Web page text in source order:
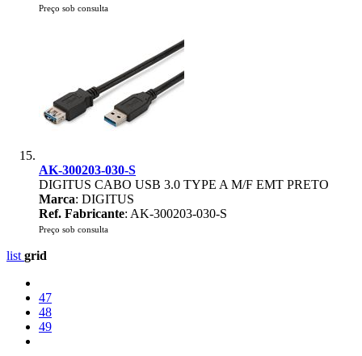
Preço sob consulta
AK-300203-030-S
DIGITUS CABO USB 3.0 TYPE A M/F EMT PRETO
Marca: DIGITUS
Ref. Fabricante: AK-300203-030-S
Preço sob consulta
list grid
47
48
49